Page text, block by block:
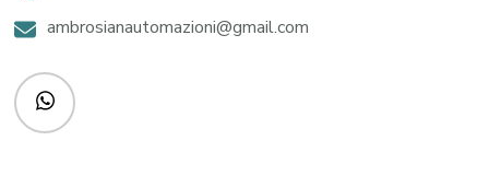
ambrosianautomazioni@gmail.com